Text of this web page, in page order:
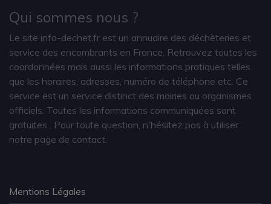
Qui sommes nous ?
Le site info-dechet.fr est un annuaire des déchèteries et
service des encombrants en France. Retrouvez toutes les
coordonnées mais aussi les informations pratiques telles
que les horaires, adresses, numéro de téléphone etc. Ce
service est un service distinct des mairies ou organismes
officiels. Toutes les informations communiquées sont
gratuites
. Pour toute question, n'hésitez pas à utiliser
notre page de contact.
Mentions Légales